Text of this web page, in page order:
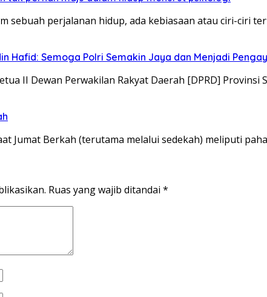
sebuah perjalanan hidup, ada kebiasaan atau ciri-ciri
Hafid: Semoga Polri Semakin Jaya dan Menjadi
II Dewan Perwakilan Rakyat Daerah [DPRD] Provinsi
Jumat Berkah (terutama melalui sedekah) meliputi
Ruas yang wajib ditandai *